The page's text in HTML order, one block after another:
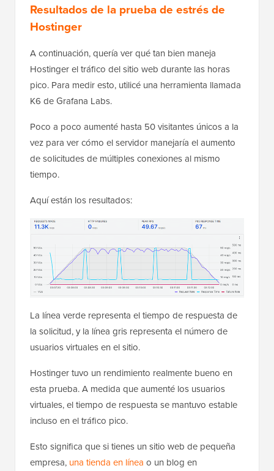
Resultados de la prueba de estrés de
Hostinger
A continuación, quería ver qué tan bien maneja
Hostinger el tráfico del sitio web durante las horas
pico. Para medir esto, utilicé una herramienta llamada
K6 de Grafana Labs.
Poco a poco aumenté hasta 50 visitantes únicos a la
vez para ver cómo el servidor manejaría el aumento
de solicitudes de múltiples conexiones al mismo
tiempo.
Aquí están los resultados:
La línea verde representa el tiempo de respuesta de
la solicitud, y la línea gris representa el número de
usuarios virtuales en el sitio.
Hostinger tuvo un rendimiento realmente bueno en
esta prueba. A medida que aumenté los usuarios
virtuales, el tiempo de respuesta se mantuvo estable
incluso en el tráfico pico.
Esto significa que si tienes un sitio web de pequeña
empresa, una tienda en línea o un blog en